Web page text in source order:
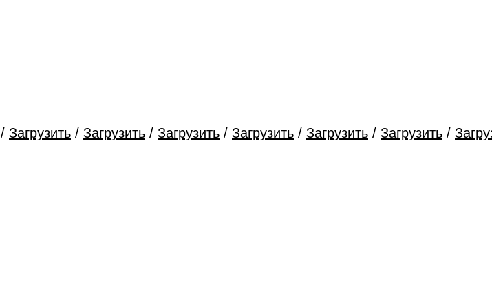
/ Загрузить / Загрузить / Загрузить / Загрузить / Загрузить / Загрузить /